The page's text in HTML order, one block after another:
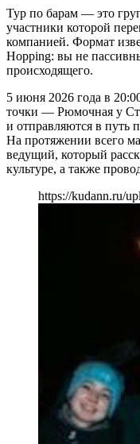
Тур по барам — это
участники которой
компанией. Формат
Hopping: вы не
происходящего.
5 июня 2026 года в
точки — Рюмочная у
и отправляются в путь
На протяжении всего
ведущий, который
культуре, а также
https://kudann.ru/